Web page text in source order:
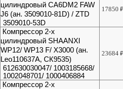
цилиндровый CA6DM2 FAW
J6 (ан. 3509010-81D) / ZTD
3509010-53D
17850
Компрессор 2-х
цилиндровый SHAANXI
WP12/ WP13 F/ X3000 (ан.
Leo110637А, СК9535)
612630030047/ 1003185668/
1002048701/ 1000406884
23684
Компрессор 2-х